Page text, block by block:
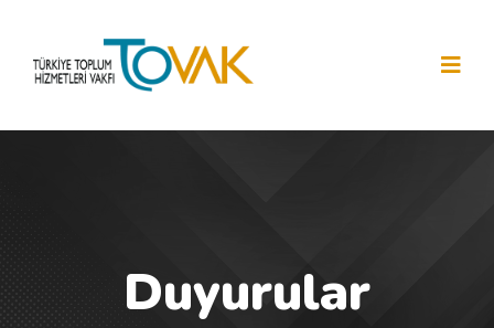
Duyurular